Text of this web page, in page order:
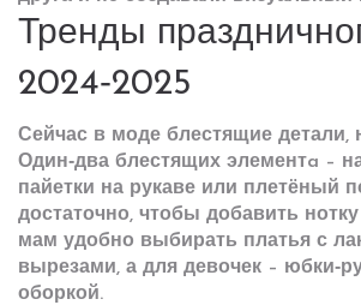
Тренды
2024‑2025
Сейчас в моде блестящие детали,
Один‑два блестящих элементa –
пайетки на рукаве или плетёный
достаточно, чтобы добавить
мам удобно выбирать платья с
вырезами, а для девочек –
оборкой.